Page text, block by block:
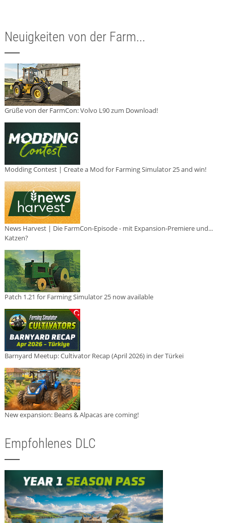
Neuigkeiten von der Farm...
Grüße von der FarmCon: Volvo L90 zum Download!
Modding Contest | Create a Mod for Farming Simulator 25 and win!
News Harvest | Die FarmCon-Episode - mit Expansion-Premiere und...
Katzen?
Patch 1.21 for Farming Simulator 25 now available
Barnyard Meetup: Cultivator Recap (April 2026) in der Türkei
New expansion: Beans & Alpacas are coming!
Empfohlenes DLC